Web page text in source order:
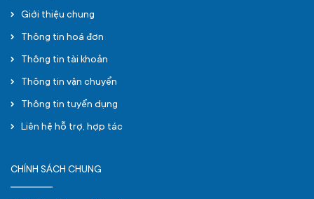
Giới thiệu chung
Thông tin hoá đơn
Thông tin tài khoản
Thông tin vận chuyển
Thông tin tuyển dụng
Liên hệ hỗ trợ, hợp tác
CHÍNH SÁCH CHUNG